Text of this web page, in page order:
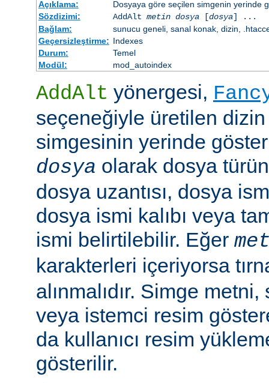
Açıklama:
Dosyaya göre seçilen simgenin yerinde
Sözdizimi:
AddAlt metin dosya[dosya] ...
Bağlam:
sunucu geneli, sanal konak, dizin,
Geçersizleştirme: Indexes
Durum:
Temel
Modül:
mod_autoindex
AddAlt yönergesi,
seçeneğiyle üretilen
simgesinin yerinde
dosya olarak dosya
dosya uzantısı, dosya
dosya ismi kalıbı veya
ismi belirtilebilir. Eğer
karakterleri içeriyorsa
alınmalıdır. Simge
veya istemci resim
da kullanıcı resim
gösterilir.